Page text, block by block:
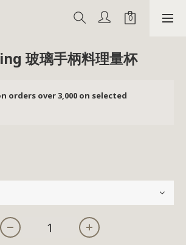
玻璃手柄料理量杯
orders over 3,000 on selected